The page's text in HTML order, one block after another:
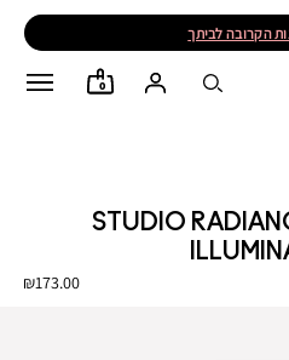
הקרובה לביתך
0
STUDIO
₪173.00